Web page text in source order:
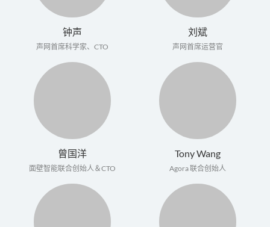
钟声
声网首席科学家、CTO
刘斌
声网首席运营官
曾国洋
面壁智能联合创始人＆CTO
Tony Wang
Agora 联合创始人